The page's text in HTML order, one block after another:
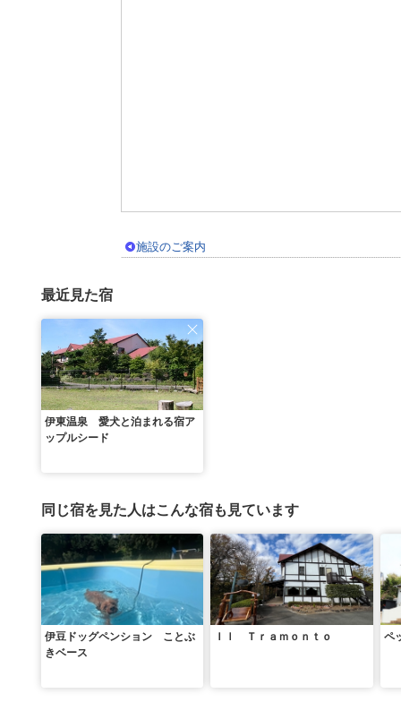
施設のご案内
最近見た宿
伊東温泉 愛犬と泊まれる宿ア
ップルシード
同じ宿を見た人はこんな宿も見ています
伊豆ドッグペンション ことぶ
きベース
Ｉｌ Ｔｒａｍｏｎｔｏ ペ